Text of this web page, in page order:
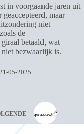
in voorgaande jaren uit
maar
niet
de
betaald, wat
bezwaarlijk is.
05-2025